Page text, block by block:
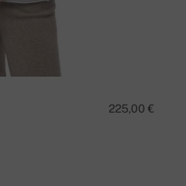
225,00 €